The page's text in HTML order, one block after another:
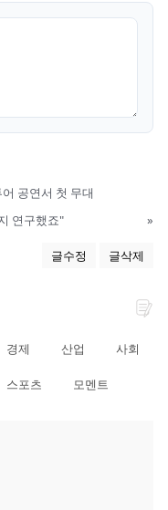
공연서 첫 무대
연구했죠"
»
글수정 글삭제
경제 산업 사회
스포츠 모멘트